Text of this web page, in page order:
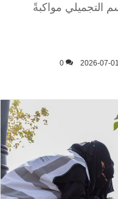
التجميلي مواكبةً
2026-07-01
0